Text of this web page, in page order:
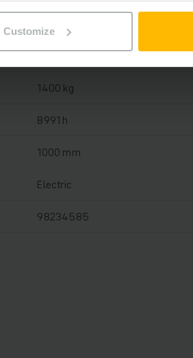
Customize
2019
1400 kg
8991 h
1000 mm
Electric
98234585